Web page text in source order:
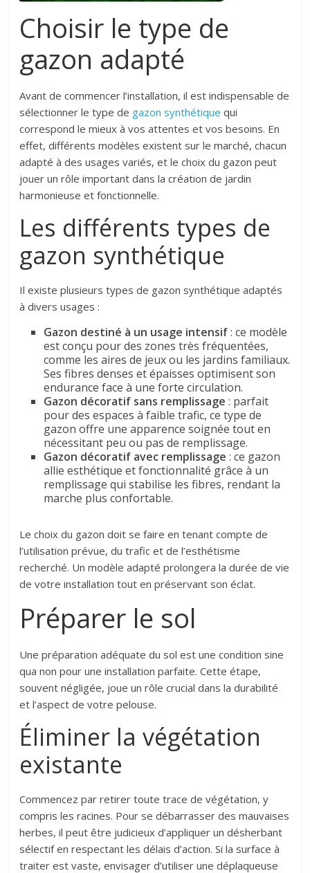
Choisir le type de
gazon adapté
Avant de commencer l’installation, il est indispensable de
sélectionner le type de gazon synthétique qui
correspond le mieux à vos attentes et vos besoins. En
effet, différents modèles existent sur le marché, chacun
adapté à des usages variés, et le choix du gazon peut
jouer un rôle important dans la création de jardin
harmonieuse et fonctionnelle.
Les différents types de
gazon synthétique
Il existe plusieurs types de gazon synthétique adaptés
à divers usages :
Gazon destiné à un usage intensif: ce modèle
est conçu pour des zones très fréquentées,
comme les aires de jeux ou les jardins familiaux.
Ses fibres denses et épaisses optimisent son
endurance face à une forte circulation.
Gazon décoratif sans remplissage : parfait
pour des espaces à faible trafic, ce type de
gazon offre une apparence soignée tout en
nécessitant peu ou pas de remplissage.
Gazon décoratif avec remplissage : ce gazon
allie esthétique et fonctionnalité grâce à un
remplissage qui stabilise les fibres, rendant la
marche plus confortable.
Le choix du gazon doit se faire en tenant compte de
l’utilisation prévue, du trafic et de l’esthétisme
recherché. Un modèle adapté prolongera la durée de vie
de votre installation tout en préservant son éclat.
Préparer le sol
Une préparation adéquate du sol est une condition sine
qua non pour une installation parfaite. Cette étape,
souvent négligée, joue un rôle crucial dans la durabilité
et l’aspect de votre pelouse.
Éliminer la végétation
existante
Commencez par retirer toute trace de végétation, y
compris les racines. Pour se débarrasser des mauvaises
herbes, il peut être judicieux d’appliquer un désherbant
sélectif en respectant les délais d’action. Si la surface à
traiter est vaste, envisager d’utiliser une déplaqueuse